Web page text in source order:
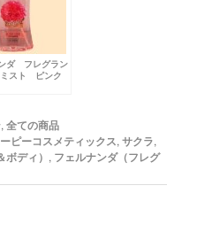
ダ フレグラン
ミスト ピンク
,全ての商品
ピーコスメティックス,サクラ,
ディ） , フェルナンダ（フレグ